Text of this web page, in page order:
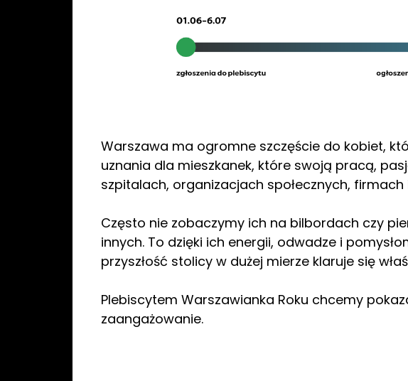
Warszawa ma ogromne szczęście do kobiet,
uznania dla mieszkanek, które swoją pracą,
szpitalach, organizacjach społecznych,
Często nie zobaczymy ich na bilbordach czy
innych. To dzięki ich energii, odwadze i
przyszłość stolicy w dużej mierze klaruje się
Plebiscytem Warszawianka Roku chcemy
zaangażowanie.